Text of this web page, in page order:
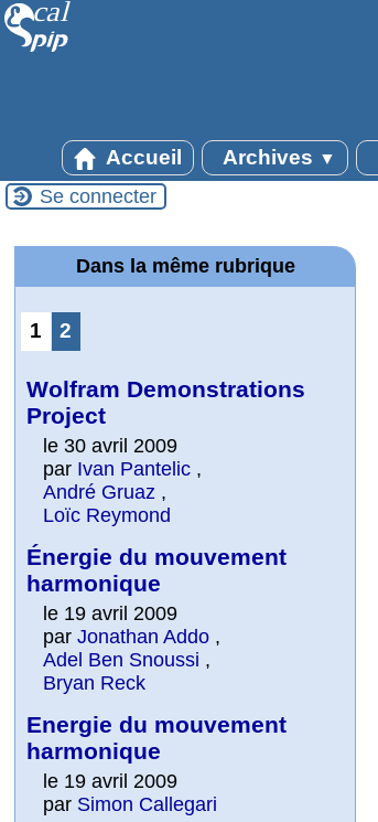
Accueil Archives ▼
Se connecter
Dans la même rubrique
1 2
Wolfram Demonstrations
Project
le 30 avril 2009
par Ivan Pantelic ,
André Gruaz ,
Loïc Reymond
Énergie du mouvement
harmonique
le 19 avril 2009
parJonathan Addo ,
Adel Ben Snoussi ,
Bryan Reck
Energie du mouvement
harmonique
le 19 avril 2009
par Simon Callegari